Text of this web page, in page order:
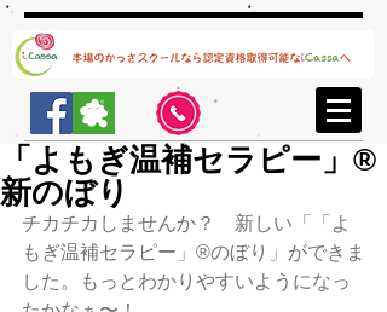
「よもぎ温補セラピー」®️
新のぼり
チカチカしませんか？　新しい「「よ
もぎ温補セラピー」®️のぼり」ができま
した。もっとわかりやすいようになっ